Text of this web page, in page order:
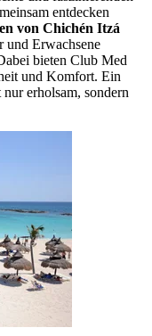
entdecken
von Chichén Itzá
und Erwachsene
bieten Club Med
und Komfort. Ein
erholsam, sondern